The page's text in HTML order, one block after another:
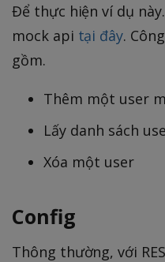
Để thực hiện ví dụ
mock api tại đây.
gồm.
Thêm một user
Lấy danh sách
Xóa một user
Config
Thông thường, với